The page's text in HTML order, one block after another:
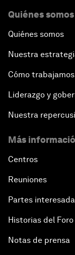
Quiénes somos
Quiénes somos
Nuestra
Cómo trabajamos
Liderazgo y
Nuestra
Más
Centros
Reuniones
Partes
Historias del Foro
Notas de prensa